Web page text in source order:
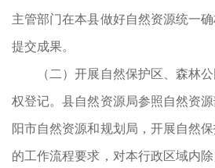
主管部门在本县做好自然资源统一
提交成果。
（二）开展自然保护区、森林公
权登记。县自然资源局参照自然资
阳市自然资源和规划局，开展自然
的工作流程要求，对本行政区域内